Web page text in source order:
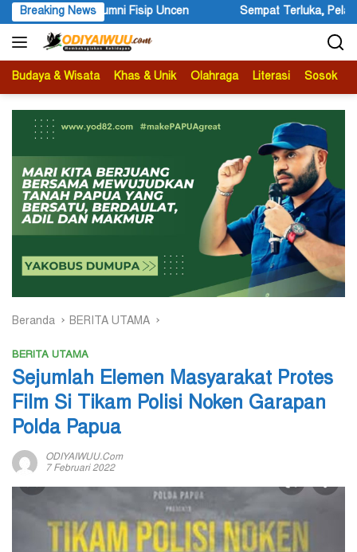
Langsung
ke
konten
Breaking News
Fisip Uncen Sempat Terluka, Pelaku Penembakan Warga
Budaya & Wisata Khas & Unik Olahraga Literasi Sosok
Beranda BERITA UTAMA
BERITA UTAMA
Sejumlah Elemen Masyarakat Protes
Film Si Tikam Polisi Noken Garapan
Polda Papua
ODIYAIWUU.com
7 Februari 2022